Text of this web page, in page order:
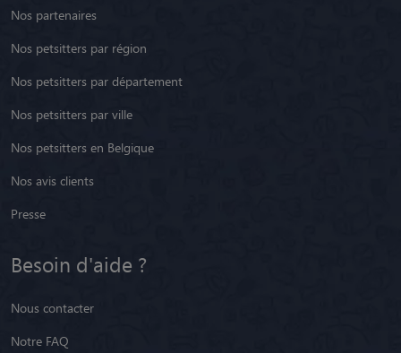
Nos partenaires
Nos petsitters par région
Nos petsitters par département
Nos petsitters par ville
Nos petsitters en Belgique
Nos avis clients
Presse
Besoin d'aide ?
Nous contacter
Notre FAQ